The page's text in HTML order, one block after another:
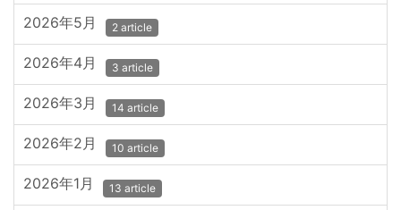
2026年5月 2 article
2026年4月 3 article
2026年3月 14 article
2026年2月 10 article
2026年1月 13 article